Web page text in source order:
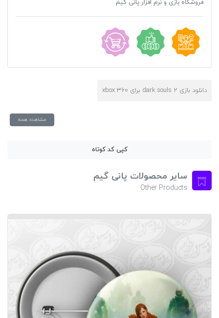
فروشگاه بازی و نرم افزار پانی گیم
دانلود بازی dark souls 2 برای xbox 360
مشاهده همه
کپی کد کوتاه
سایر محصولات پانی گیم
Other Products